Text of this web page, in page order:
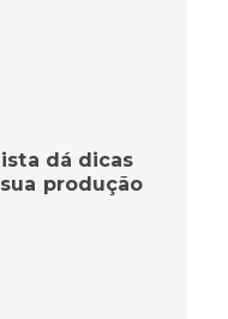
dá dicas
produção